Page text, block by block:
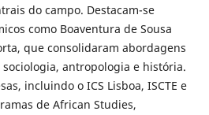
do campo. Destacam-se
como Boaventura de Sousa
que consolidaram abordagens
antropologia e história.
incluindo o ICS Lisboa, ISCTE e
de African Studies,